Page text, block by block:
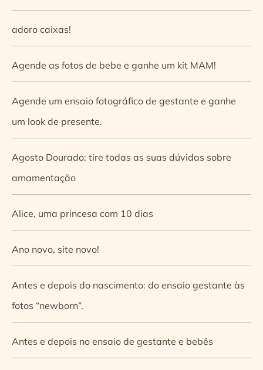
adoro caixas!
Agende as fotos de bebe e ganhe um kit MAM!
Agende um ensaio fotográfico de gestante e ganhe
um look de presente.
Agosto Dourado: tire todas as suas dúvidas sobre
amamentação
Alice, uma princesa com 10 dias
Ano novo, site novo!
Antes e depois do nascimento: do ensaio gestante às
fotos “newborn”.
Antes e depois no ensaio de gestante e bebês